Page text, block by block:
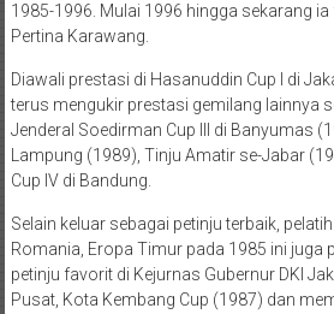
1985-1996. Mulai 1996 hingga sekarang
Pertina Karawang.
Diawali prestasi di Hasanuddin Cup I di
terus mengukir prestasi gemilang lainnya
Jenderal Soedirman Cup III di Banyumas
Lampung (1989), Tinju Amatir se-Jabar
Cup IV di Bandung.
Selain keluar sebagai petinju terbaik,
Romania, Eropa Timur pada 1985 ini juga
petinju favorit di Kejurnas Gubernur DKI
Pusat, Kota Kembang Cup (1987) dan